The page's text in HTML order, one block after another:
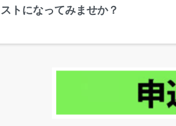
ストになってみませか？